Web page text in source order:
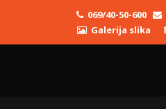
069/40-50-600
Galerija slika